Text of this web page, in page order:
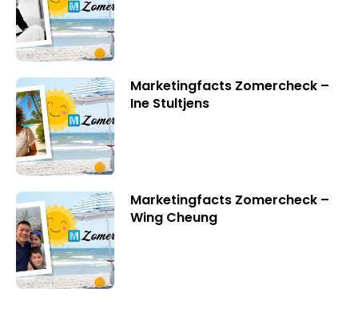
Marketingfacts Zomercheck –
Ine Stultjens
Marketingfacts Zomercheck –
Wing Cheung